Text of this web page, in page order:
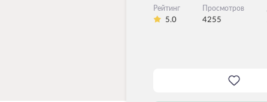
Рейтинг
5.0
Просмотров
4255